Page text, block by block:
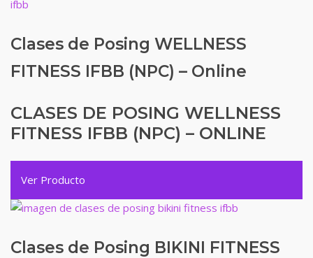
Clases de Posing WELLNESS
FITNESS IFBB (NPC) – Online
CLASES DE POSING WELLNESS
FITNESS IFBB (NPC) – ONLINE
Ver Producto
Clases de Posing BIKINI FITNESS